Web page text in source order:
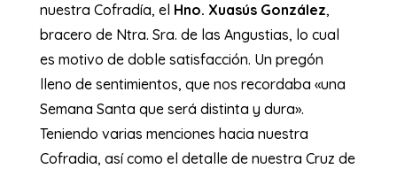
nuestra Cofradía, el Hno. Xuasús González,
bracero de Ntra. Sra. de las Angustias, lo cual
es motivo de doble satisfacción. Un pregón
lleno de sentimientos, que nos recordaba «una
Semana Santa que será distinta y dura».
Teniendo varias menciones hacia nuestra
Cofradia, así como el detalle de nuestra Cruz de